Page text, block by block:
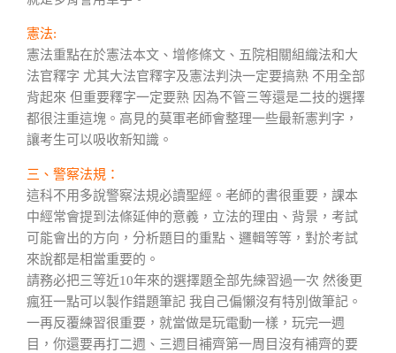
憲法:
憲法重點在於憲法本文、增修條文、五院相關組織法和大
法官釋字 尤其大法官釋字及憲法判決一定要搞熟 不用全部
背起來 但重要釋字一定要熟 因為不管三等還是二技的選擇
都很注重這塊。高見的莫軍老師會整理一些最新憲判字，
讓考生可以吸收新知識。
三、警察法規：
這科不用多說警察法規必讀聖經。老師的書很重要，課本
中經常會提到法條延伸的意義，立法的理由、背景，考試
可能會出的方向，分析題目的重點、邏輯等等，對於考試
來說都是相當重要的。
請務必把三等近10年來的選擇題全部先練習過一次 然後更
瘋狂一點可以製作錯題筆記 我自己偏懶沒有特別做筆記。
一再反覆練習很重要，就當做是玩電動一樣，玩完一週
目，你還要再打二週、三週目補齊第一周目沒有補齊的要